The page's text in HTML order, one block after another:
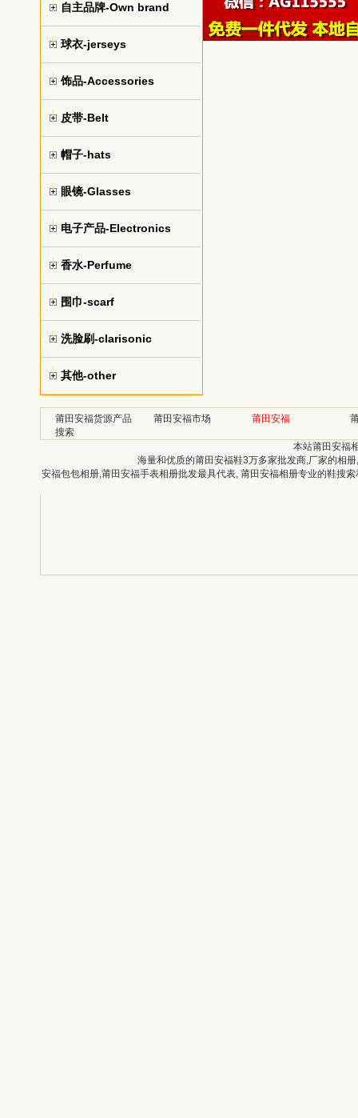
自主品牌-Own brand
球衣-jerseys
饰品-Accessories
皮带-Belt
帽子-hats
眼镜-Glasses
电子产品-Electronics
香水-Perfume
围巾-scarf
洗脸刷-clarisonic
其他-other
莆田安福货源产品
搜索
莆田安福市场 莆田安福
本站莆田安福
海量和优质的莆田安福鞋3万多家批发商,厂家的相
安福包包相册,莆田安福手表相册批发最具代表, 莆田安福相册专业的鞋搜